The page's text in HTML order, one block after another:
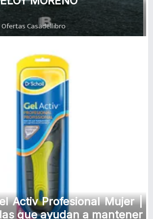
Ofertas Casadellibro
Activ Profesional Mujer |
que ayudan a mantener